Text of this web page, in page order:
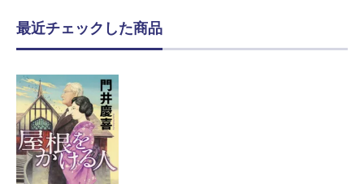
最近チェックした商品